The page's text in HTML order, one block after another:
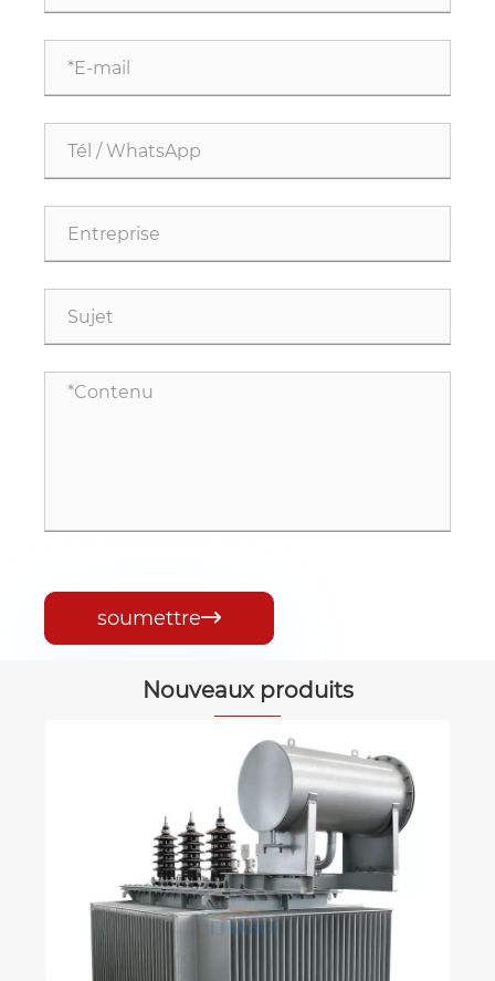
soumettre
Nouveaux produits